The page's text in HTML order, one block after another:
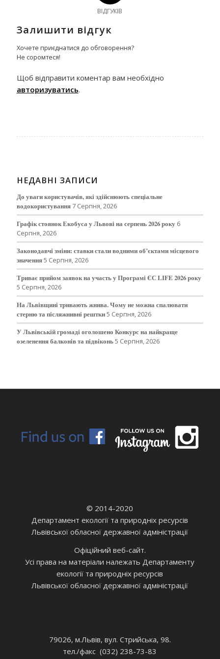
ВІДГУКІВ
Залишити відгук
Хочете приєднатися до обговорення?
Не соромтеся!
Щоб відправити коментар вам необхідно
авторизуватись.
НЕДАВНІ ЗАПИСИ
До уваги користувачів, які здійснюють спеціальне
водокористування 7 Серпня, 2026
Графік стоянок Екобуса у Львові на серпень 2026 року 6
Серпня, 2026
Законодавчі зміни: ставки стали водними об’єктами місцевого
значення5 Серпня, 2026
Триває прийом заявок на участь у Програмі ЄС LIFE 2026 року
5 Серпня, 2026
На Львівщині тривають жнива. Чому не можна спалювати
стерню та післяжнивні рештки5 Серпня, 2026
У Львівській громаді оголошено Конкурс на найкраще
озеленення балконів та підвіконь5 Серпня, 2026
© 2014-2020
Департамент екології та природніх ресурсів
Львівської обласної державної адміністрації
Офіційний веб-сайт.
Усі права на матеріали належать Департаменту
екології та природніх ресурсів
Львівської обласної державної адміністрації
79026, м.Львів, вул. Стрийська, 98.
тел./факс (032) 238-73-83